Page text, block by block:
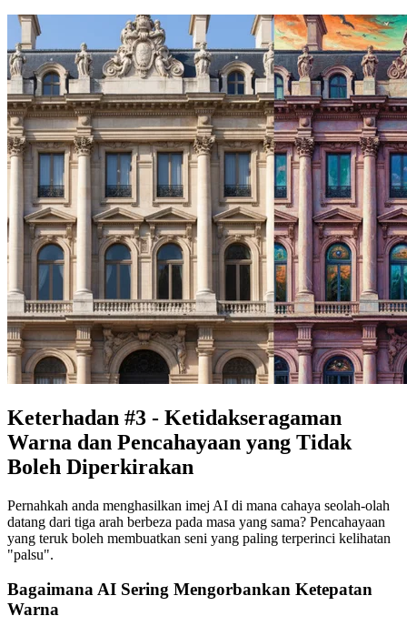
Keterhadan #3 - Ketidakseragaman
Warna dan Pencahayaan yang Tidak
Boleh Diperkirakan
Pernahkah anda menghasilkan imej AI di mana cahaya seolah-olah
datang dari tiga arah berbeza pada masa yang sama? Pencahayaan
yang teruk boleh membuatkan seni yang paling terperinci kelihatan
"palsu".
Bagaimana AI Sering Mengorbankan Ketepatan
Warna